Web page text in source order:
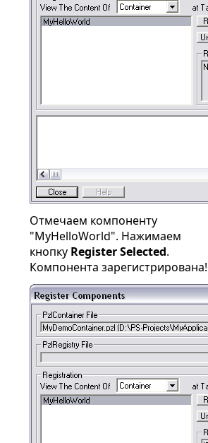
Отмечаем компоненту
"MyHelloWorld". Нажимаем
кнопку Register Selected.
Компонента зарегистрирована!